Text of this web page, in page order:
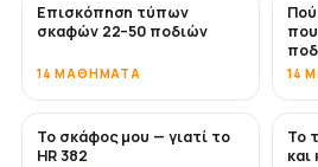
ΣΎΝΤΟΜΑ
Επισκόπηση τύπων
σκαφών 22–50 ποδιών
14 ΜΑΘΉΜΑΤΑ
Πού
14
ΣΎΝΤΟΜΑ
Το σκάφος μου — γιατί το
HR 382
Το
και